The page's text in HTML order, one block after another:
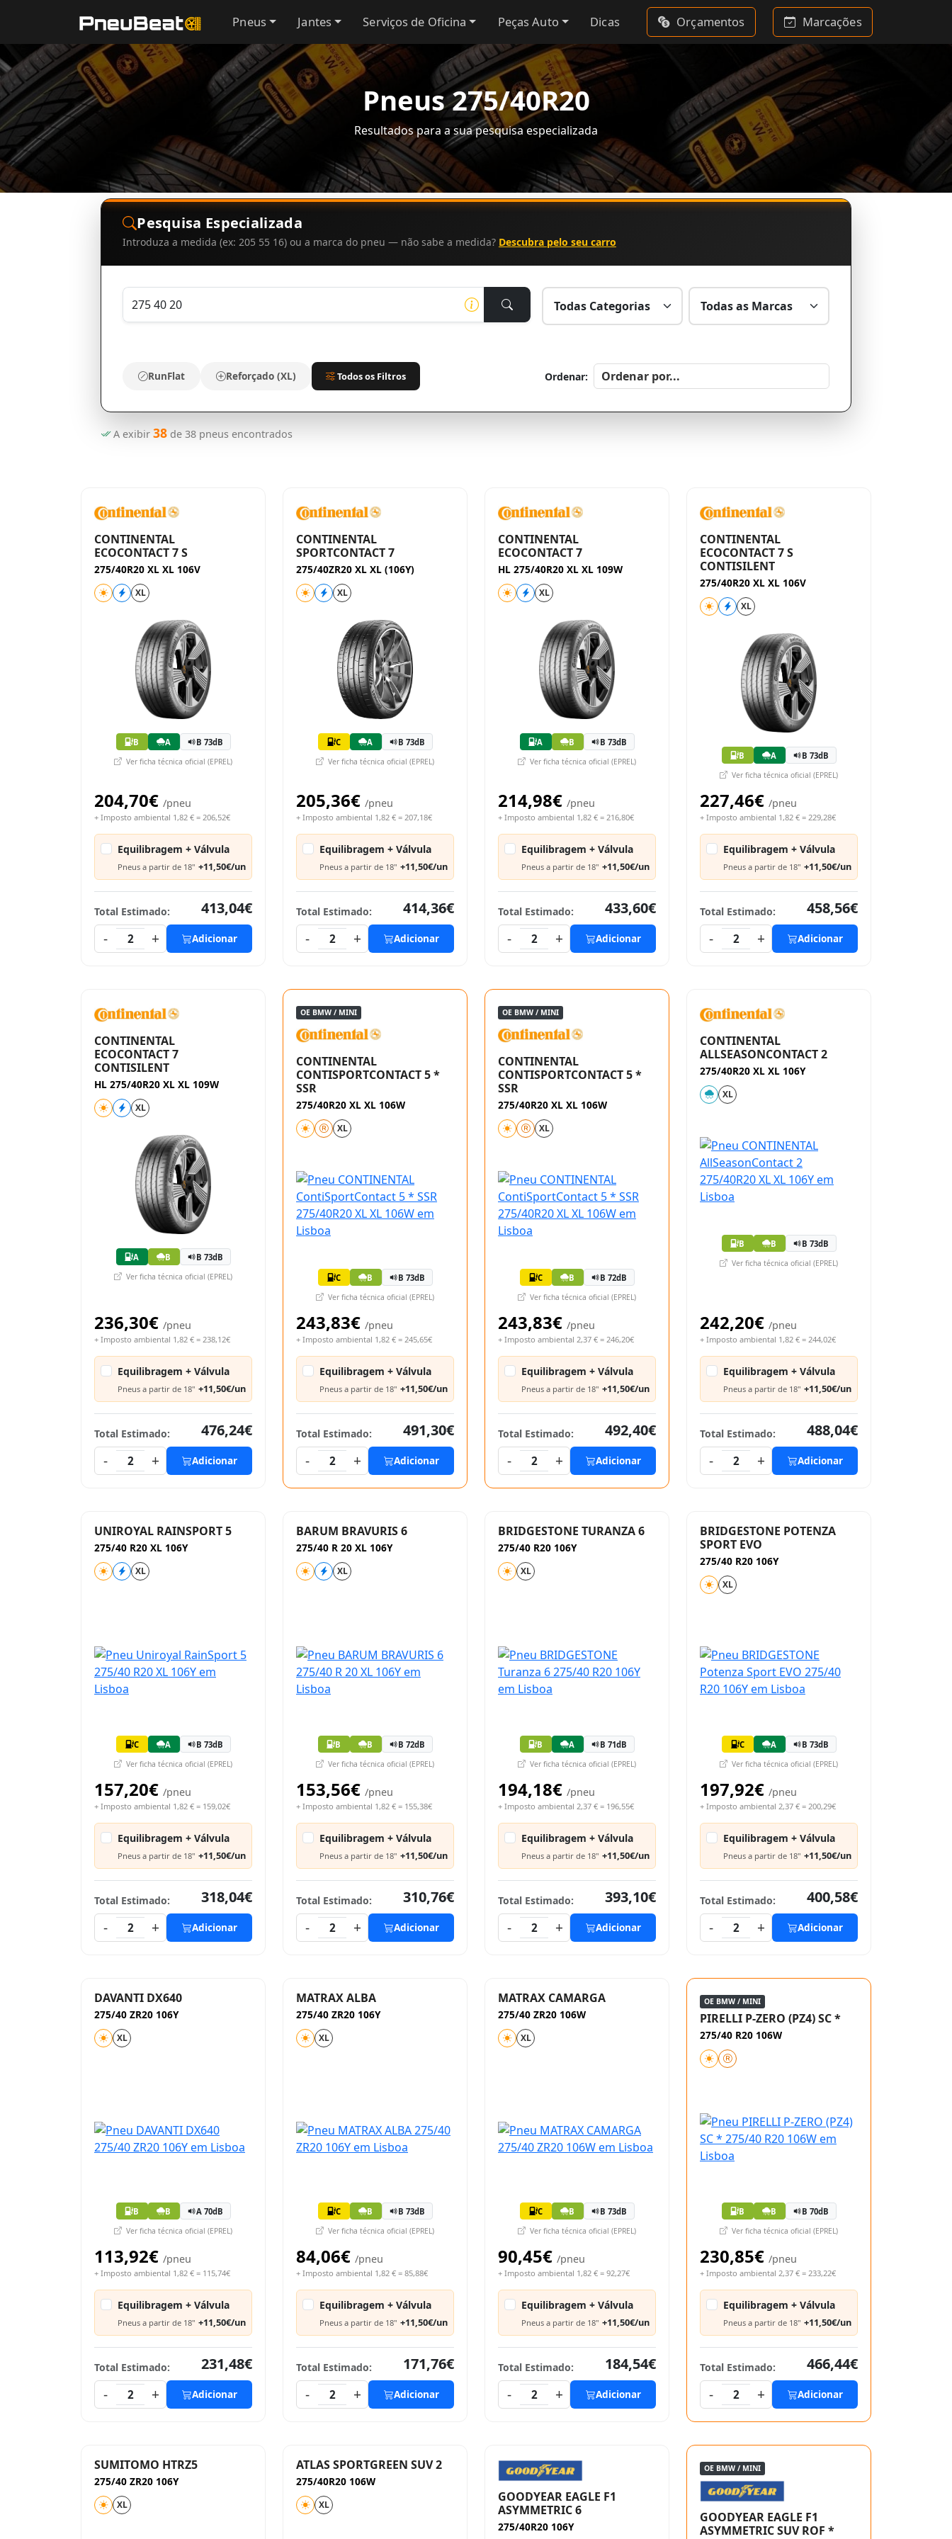
Pneus Jantes Serviços de Oficina Peças Auto Dicas Orçamentos Marcações
Pneus 275/40R20
Resultados para a sua pesquisa especializada
Pesquisa Especializada
Introduza a medida (ex: 205 55 16) ou a marca do pneu — não sabe a medida? Descubra pelo seu carro
RunFlat Reforçado (XL) Todos os Filtros Ordenar:
A exibir 38de 38pneus encontrados
CONTINENTAL
ECOCONTACT 7 S
275/40R20 XL XL 106V
XL
B A B 73dB
Ver ficha técnica oficial (EPREL)
204,70€ /pneu
+ Imposto ambiental 1,82 € = 206,52€
Equilibragem + Válvula
Pneus a partir de 18" +11,50€/un
Total Estimado:
413,04€
-
2 + Adicionar
CONTINENTAL
SPORTCONTACT 7
275/40ZR20 XL XL (106Y)
XL
C A B 73dB
Ver ficha técnica oficial (EPREL)
205,36€ /pneu
+ Imposto ambiental 1,82 € = 207,18€
Equilibragem + Válvula
Pneus a partir de 18" +11,50€/un
Total Estimado:
414,36€
-
2 + Adicionar
CONTINENTAL
ECOCONTACT 7
HL 275/40R20 XL XL 109W
XL
A B B 73dB
Ver ficha técnica oficial (EPREL)
214,98€ /pneu
+ Imposto ambiental 1,82 € = 216,80€
Equilibragem + Válvula
Pneus a partir de 18" +11,50€/un
Total Estimado:
433,60€
-
2 + Adicionar
CONTINENTAL
ECOCONTACT 7 S
CONTISILENT
275/40R20 XL XL 106V
XL
B A B 73dB
Ver ficha técnica oficial (EPREL)
227,46€ /pneu
+ Imposto ambiental 1,82 € = 229,28€
Equilibragem + Válvula
Pneus a partir de 18" +11,50€/un
Total Estimado:
458,56€
-
2 + Adicionar
CONTINENTAL
ECOCONTACT 7
CONTISILENT
HL 275/40R20 XL XL 109W
XL
A B B 73dB
Ver ficha técnica oficial (EPREL)
236,30€ /pneu
+ Imposto ambiental 1,82 € = 238,12€
Equilibragem + Válvula
Pneus a partir de 18" +11,50€/un
Total Estimado:
476,24€
-
2 + Adicionar
OE BMW / MINI
CONTINENTAL
CONTISPORTCONTACT 5 *
SSR
275/40R20 XL XL 106W
XL
C B B 73dB
Ver ficha técnica oficial (EPREL)
243,83€ /pneu
+ Imposto ambiental 1,82 € = 245,65€
Equilibragem + Válvula
Pneus a partir de 18" +11,50€/un
Total Estimado:
491,30€
-
2 + Adicionar
OE BMW / MINI
CONTINENTAL
CONTISPORTCONTACT 5 *
SSR
275/40R20 XL XL 106W
XL
C B B 72dB
Ver ficha técnica oficial (EPREL)
243,83€ /pneu
+ Imposto ambiental 2,37 € = 246,20€
Equilibragem + Válvula
Pneus a partir de 18" +11,50€/un
Total Estimado:
492,40€
-
2 + Adicionar
CONTINENTAL
ALLSEASONCONTACT 2
275/40R20 XL XL 106Y
XL
B B B 73dB
Ver ficha técnica oficial (EPREL)
242,20€ /pneu
+ Imposto ambiental 1,82 € = 244,02€
Equilibragem + Válvula
Pneus a partir de 18" +11,50€/un
Total Estimado:
488,04€
-
2 + Adicionar
UNIROYAL RAINSPORT 5
275/40 R20 XL 106Y
XL
C A B 73dB
Ver ficha técnica oficial (EPREL)
157,20€ /pneu
+ Imposto ambiental 1,82 € = 159,02€
Equilibragem + Válvula
Pneus a partir de 18" +11,50€/un
Total Estimado:
318,04€
-
2 + Adicionar
BARUM BRAVURIS 6
275/40 R 20 XL 106Y
XL
B B B 72dB
Ver ficha técnica oficial (EPREL)
153,56€ /pneu
+ Imposto ambiental 1,82 € = 155,38€
Equilibragem + Válvula
Pneus a partir de 18" +11,50€/un
Total Estimado:
310,76€
-
2 + Adicionar
BRIDGESTONE TURANZA 6
275/40 R20 106Y
XL
B A B 71dB
Ver ficha técnica oficial (EPREL)
194,18€ /pneu
+ Imposto ambiental 2,37 € = 196,55€
Equilibragem + Válvula
Pneus a partir de 18" +11,50€/un
Total Estimado:
393,10€
-
2 + Adicionar
BRIDGESTONE POTENZA
SPORT EVO
275/40 R20 106Y
XL
C A B 73dB
Ver ficha técnica oficial (EPREL)
197,92€ /pneu
+ Imposto ambiental 2,37 € = 200,29€
Equilibragem + Válvula
Pneus a partir de 18" +11,50€/un
Total Estimado:
400,58€
-
2 + Adicionar
DAVANTI DX640
275/40 ZR20 106Y
XL
B B A 70dB
Ver ficha técnica oficial (EPREL)
113,92€ /pneu
+ Imposto ambiental 1,82 € = 115,74€
Equilibragem + Válvula
Pneus a partir de 18" +11,50€/un
Total Estimado:
231,48€
-
2 + Adicionar
MATRAX ALBA
275/40 ZR20 106Y
XL
C B B 73dB
Ver ficha técnica oficial (EPREL)
84,06€ /pneu
+ Imposto ambiental 1,82 € = 85,88€
Equilibragem + Válvula
Pneus a partir de 18" +11,50€/un
Total Estimado:
171,76€
-
2 + Adicionar
MATRAX CAMARGA
275/40 ZR20 106W
XL
C B B 73dB
Ver ficha técnica oficial (EPREL)
90,45€ /pneu
+ Imposto ambiental 1,82 € = 92,27€
Equilibragem + Válvula
Pneus a partir de 18" +11,50€/un
Total Estimado:
184,54€
-
2 + Adicionar
OE BMW / MINI
PIRELLI P-ZERO (PZ4) SC *
275/40 R20 106W
B B B 70dB
Ver ficha técnica oficial (EPREL)
230,85€ /pneu
+ Imposto ambiental 2,37 € = 233,22€
Equilibragem + Válvula
Pneus a partir de 18" +11,50€/un
Total Estimado:
466,44€
-
2 + Adicionar
SUMITOMO HTRZ5
275/40 ZR20 106Y
XL
ATLAS SPORTGREEN SUV 2
275/40R20 106W
XL
GOODYEAR EAGLE F1
ASYMMETRIC 6
275/40R20 106Y
OE BMW / MINI
GOODYEAR EAGLE F1
ASYMMETRIC SUV ROF *